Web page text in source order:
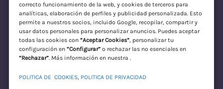
correcto funcionamiento de la web, y cookies de terceros para
analíticas, elaboración de perfiles y publicidad personalizada. Esto
permite a nuestros socios, incluido Google, recopilar, compartir y
usar datos personales para personalizar anuncios. Puedes aceptar
todas las cookies con “Aceptar Cookies”, personalizar tu
configuración en “Configurar”o rechazar las no esenciales en
“Rechazar”. Más información en nuestra .
POLITICA DE COOKIES, POLITICA DE PRIVACIDAD
MisDiabluras | Sexshop Online con Envío
Discreto en España
Acceder